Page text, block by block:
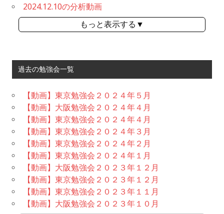
2024.12.10の分析動画
もっと表示する▼
過去の勉強会一覧
【動画】東京勉強会２０２４年５月
【動画】大阪勉強会２０２４年４月
【動画】東京勉強会２０２４年４月
【動画】東京勉強会２０２４年３月
【動画】東京勉強会２０２４年２月
【動画】東京勉強会２０２４年１月
【動画】大阪勉強会２０２３年１２月
【動画】東京勉強会２０２３年１２月
【動画】東京勉強会２０２３年１１月
【動画】大阪勉強会２０２３年１０月